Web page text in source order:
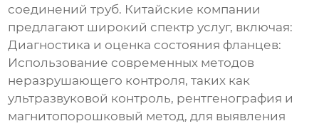
соединений труб. Китайские компании
предлагают широкий спектр услуг, включая:
Диагностика и оценка состояния фланцев:
Использование современных методов
неразрушающего контроля, таких как
ультразвуковой контроль, рентгенография и
магнитопорошковый метод, для выявления